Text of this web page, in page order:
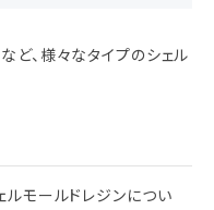
ど、様々なタイプのシェル
モールドレジンについ